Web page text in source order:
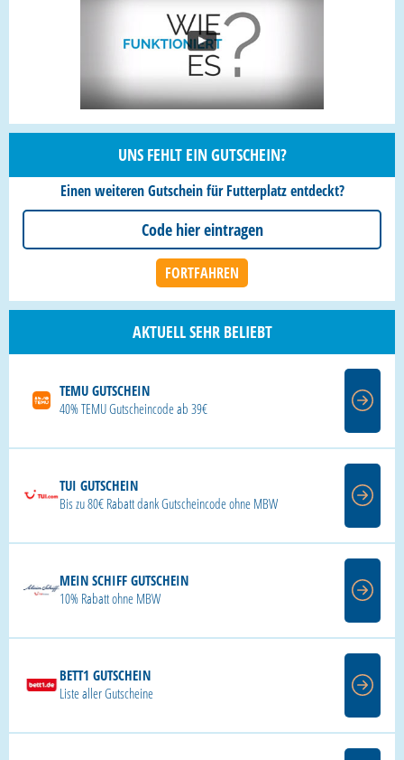
UNS FEHLT EIN GUTSCHEIN?
Einen weiteren Gutschein für Futterplatz entdeckt?
AKTUELL SEHR BELIEBT
TEMU GUTSCHEIN
40% TEMU Gutscheincode ab 39€
TUI GUTSCHEIN
Bis zu 80€ Rabatt dank Gutscheincode ohne MBW
MEIN SCHIFF GUTSCHEIN
10% Rabatt ohne MBW
BETT1 GUTSCHEIN
Liste aller Gutscheine